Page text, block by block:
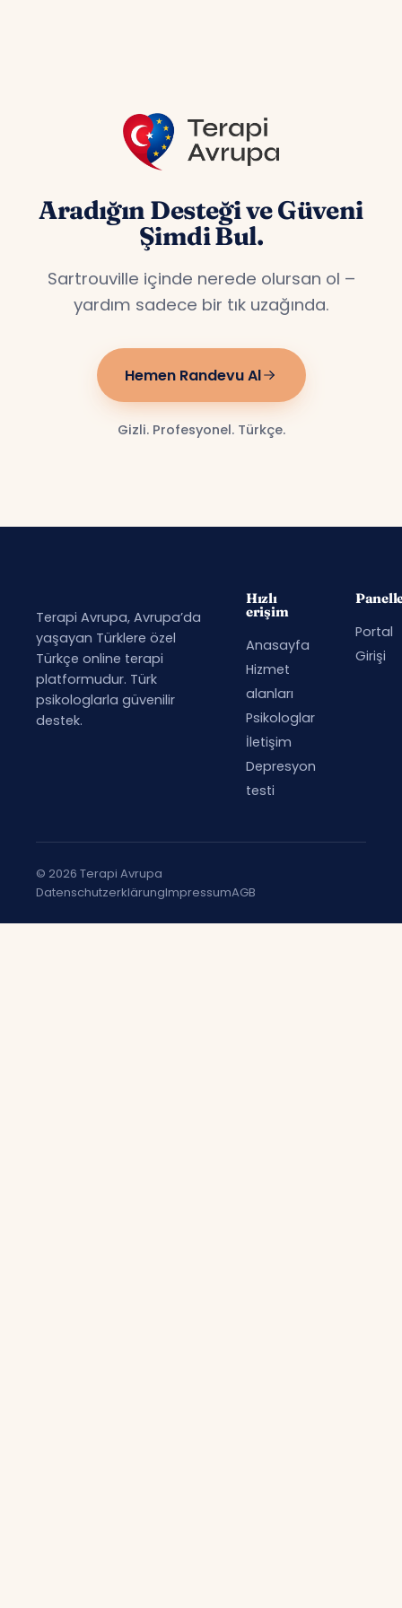
Aradığın Desteği ve Güveni
Şimdi Bul.
Sartrouville içinde nerede olursan ol –
yardım sadece bir tık uzağında.
Hemen Randevu Al
Gizli. Profesyonel. Türkçe.
Terapi Avrupa, Avrupa’da
yaşayan Türklere özel
Türkçe online terapi
platformudur. Türk
psikologlarla güvenilir
destek.
Hızlı
erişim
Anasayfa
Hizmet
alanları
Psikologlar
İletişim
Depresyon
testi
Portal
Girişi
© 2026 Terapi Avrupa
DatenschutzerklärungImpressumAGB